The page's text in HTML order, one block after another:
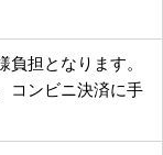
担となります。
コンビニ決済に手